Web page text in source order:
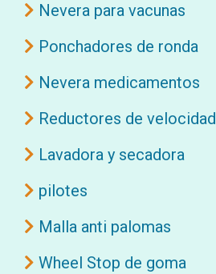
Nevera para vacunas
Ponchadores de ronda
Nevera medicamentos
Reductores de velocidad
Lavadora y secadora
pilotes
Malla anti palomas
Wheel Stop de goma